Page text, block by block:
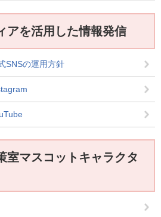
アを活用した情報発信
SNSの運用方針
室マスコットキャラクタ